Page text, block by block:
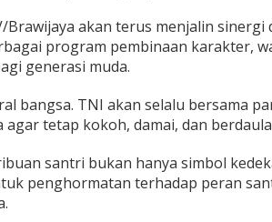
Brawijaya akan terus menjalin sinergi
program pembinaan karakter,
generasi muda.
bangsa. TNI akan selalu bersama
tetap kokoh, damai, dan
santri bukan hanya simbol
penghormatan terhadap peran